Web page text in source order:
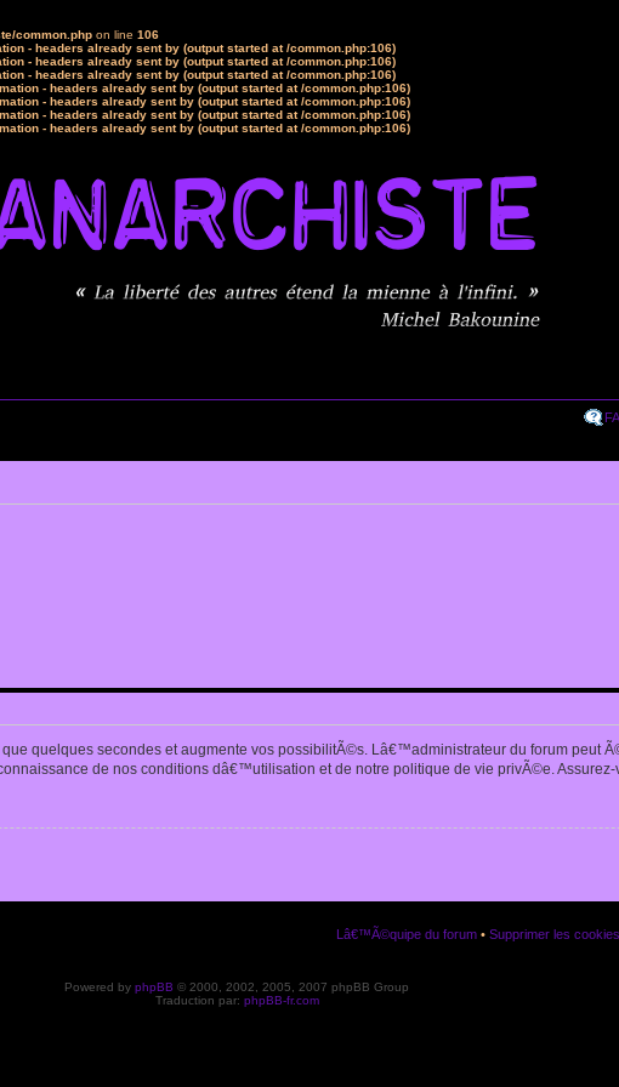
common.php on line 106
- headers already sent by (output started at /common.php:106)
- headers already sent by (output started at /common.php:106)
- headers already sent by (output started at /common.php:106)
- headers already sent by (output started at /common.php:106)
- headers already sent by (output started at /common.php:106)
- headers already sent by (output started at /common.php:106)
- headers already sent by (output started at /common.php:106)
quelques secondes et augmente vos possibilitÃ©s. Lâ€™administrateur du forum peut
de nos conditions dâ€™utilisation et de notre politique de vie privÃ©e. Assurez-
Lâ€™Ã©quipe du forum • Supprimer les
Powered by phpBB © 2000, 2002, 2005, 2007 phpBB Group
Traduction par: phpBB-fr.com